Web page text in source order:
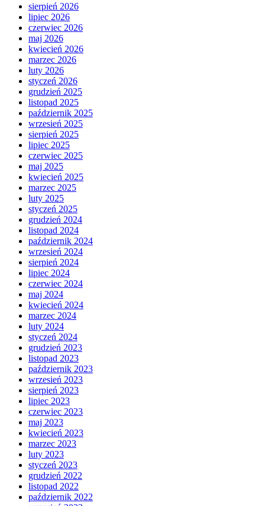
sierpień 2026
lipiec 2026
czerwiec 2026
maj 2026
kwiecień 2026
marzec 2026
luty 2026
styczeń 2026
grudzień 2025
listopad 2025
październik 2025
wrzesień 2025
sierpień 2025
lipiec 2025
czerwiec 2025
maj 2025
kwiecień 2025
marzec 2025
luty 2025
styczeń 2025
grudzień 2024
listopad 2024
październik 2024
wrzesień 2024
sierpień 2024
lipiec 2024
czerwiec 2024
maj 2024
kwiecień 2024
marzec 2024
luty 2024
styczeń 2024
grudzień 2023
listopad 2023
październik 2023
wrzesień 2023
sierpień 2023
lipiec 2023
czerwiec 2023
maj 2023
kwiecień 2023
marzec 2023
luty 2023
styczeń 2023
grudzień 2022
listopad 2022
październik 2022